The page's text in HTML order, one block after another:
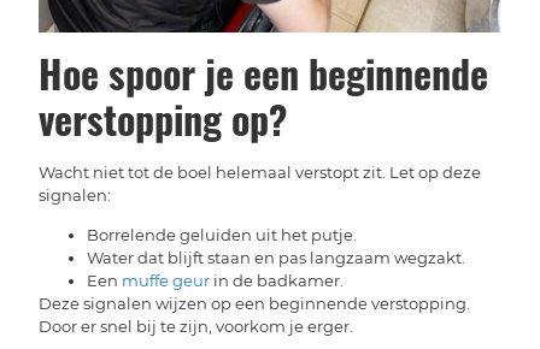
Hoe spoor je een beginnende
verstopping op?
Wacht niet tot de boel helemaal verstopt zit. Let op deze
signalen:
Borrelende geluiden uit het putje.
Water dat blijft staan en pas langzaam wegzakt.
Een muffe geur in de badkamer.
Deze signalen wijzen op een beginnende verstopping.
Door er snel bij te zijn, voorkom je erger.